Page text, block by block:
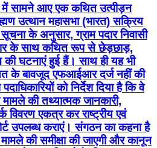
सामने आए एक कथित उत्पीड़न
उत्थान महासभा (भारत) सक्रिय
सूचना के अनुसार, ग्राम पदार निवासी
के साथ कथित रूप से छेड़छाड़,
की घटनाएं हुई हैं। साथ ही यह भी
के बावजूद एफआईआर दर्ज नहीं की
को निर्देश दिया है कि वे
की तथ्यात्मक जानकारी,
एकत्र कर राष्ट्रीय एवं
उपलब्ध कराएं। संगठन का कहना है
मामले की समीक्षा की जाएगी और कानून